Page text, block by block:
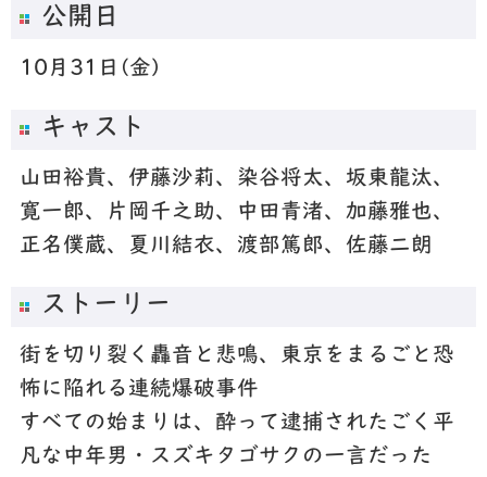
公開日
10月31日(金)
キャスト
山田裕貴、伊藤沙莉、染谷将太、坂東龍汰、
寛一郎、片岡千之助、中田青渚、加藤雅也、
正名僕蔵、夏川結衣、渡部篤郎、佐藤二朗
ストーリー
街を切り裂く轟音と悲鳴、東京をまるごと恐
怖に陥れる連続爆破事件
すべての始まりは、酔って逮捕されたごく平
凡な中年男・スズキタゴサクの一言だった